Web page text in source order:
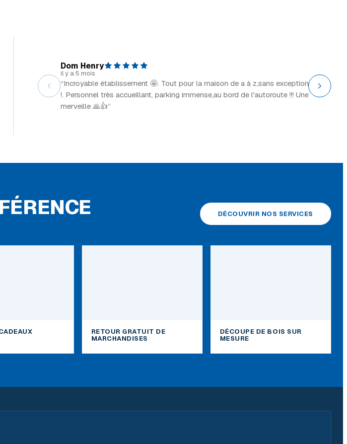
Dom Henry
il y a 5 mois
“Incroyable établissement 🤩. Tout pour la maison de a à z,sans exception
!. Personnel très accueillant, parking immense,au bord de l'autoroute !!! Une
merveille 🙏👍”
il y a 2
“Grand
DÉCOUVRIR NOS SERVICES
RETOUR GRATUIT DE
MARCHANDISES
DÉCOUPE DE BOIS SUR
MESURE